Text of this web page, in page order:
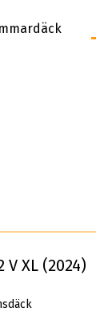
V XL (2024)